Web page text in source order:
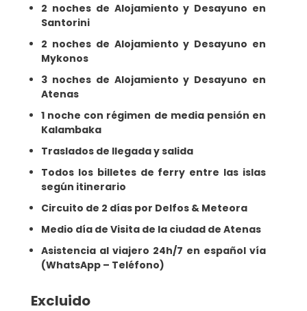
2 noches de Alojamiento y Desayuno en
Santorini
2 noches de Alojamiento y Desayuno en
Mykonos
3 noches de Alojamiento y Desayuno en
Atenas
1 noche con régimen de media pensión en
Kalambaka
Traslados de llegada y salida
Todos los billetes de ferry entre las islas
según itinerario
Circuito de 2 días por Delfos & Meteora
Medio día de Visita de la ciudad de Atenas
Asistencia al viajero 24h/7 en español vía
(WhatsApp – Teléfono)
Excluido